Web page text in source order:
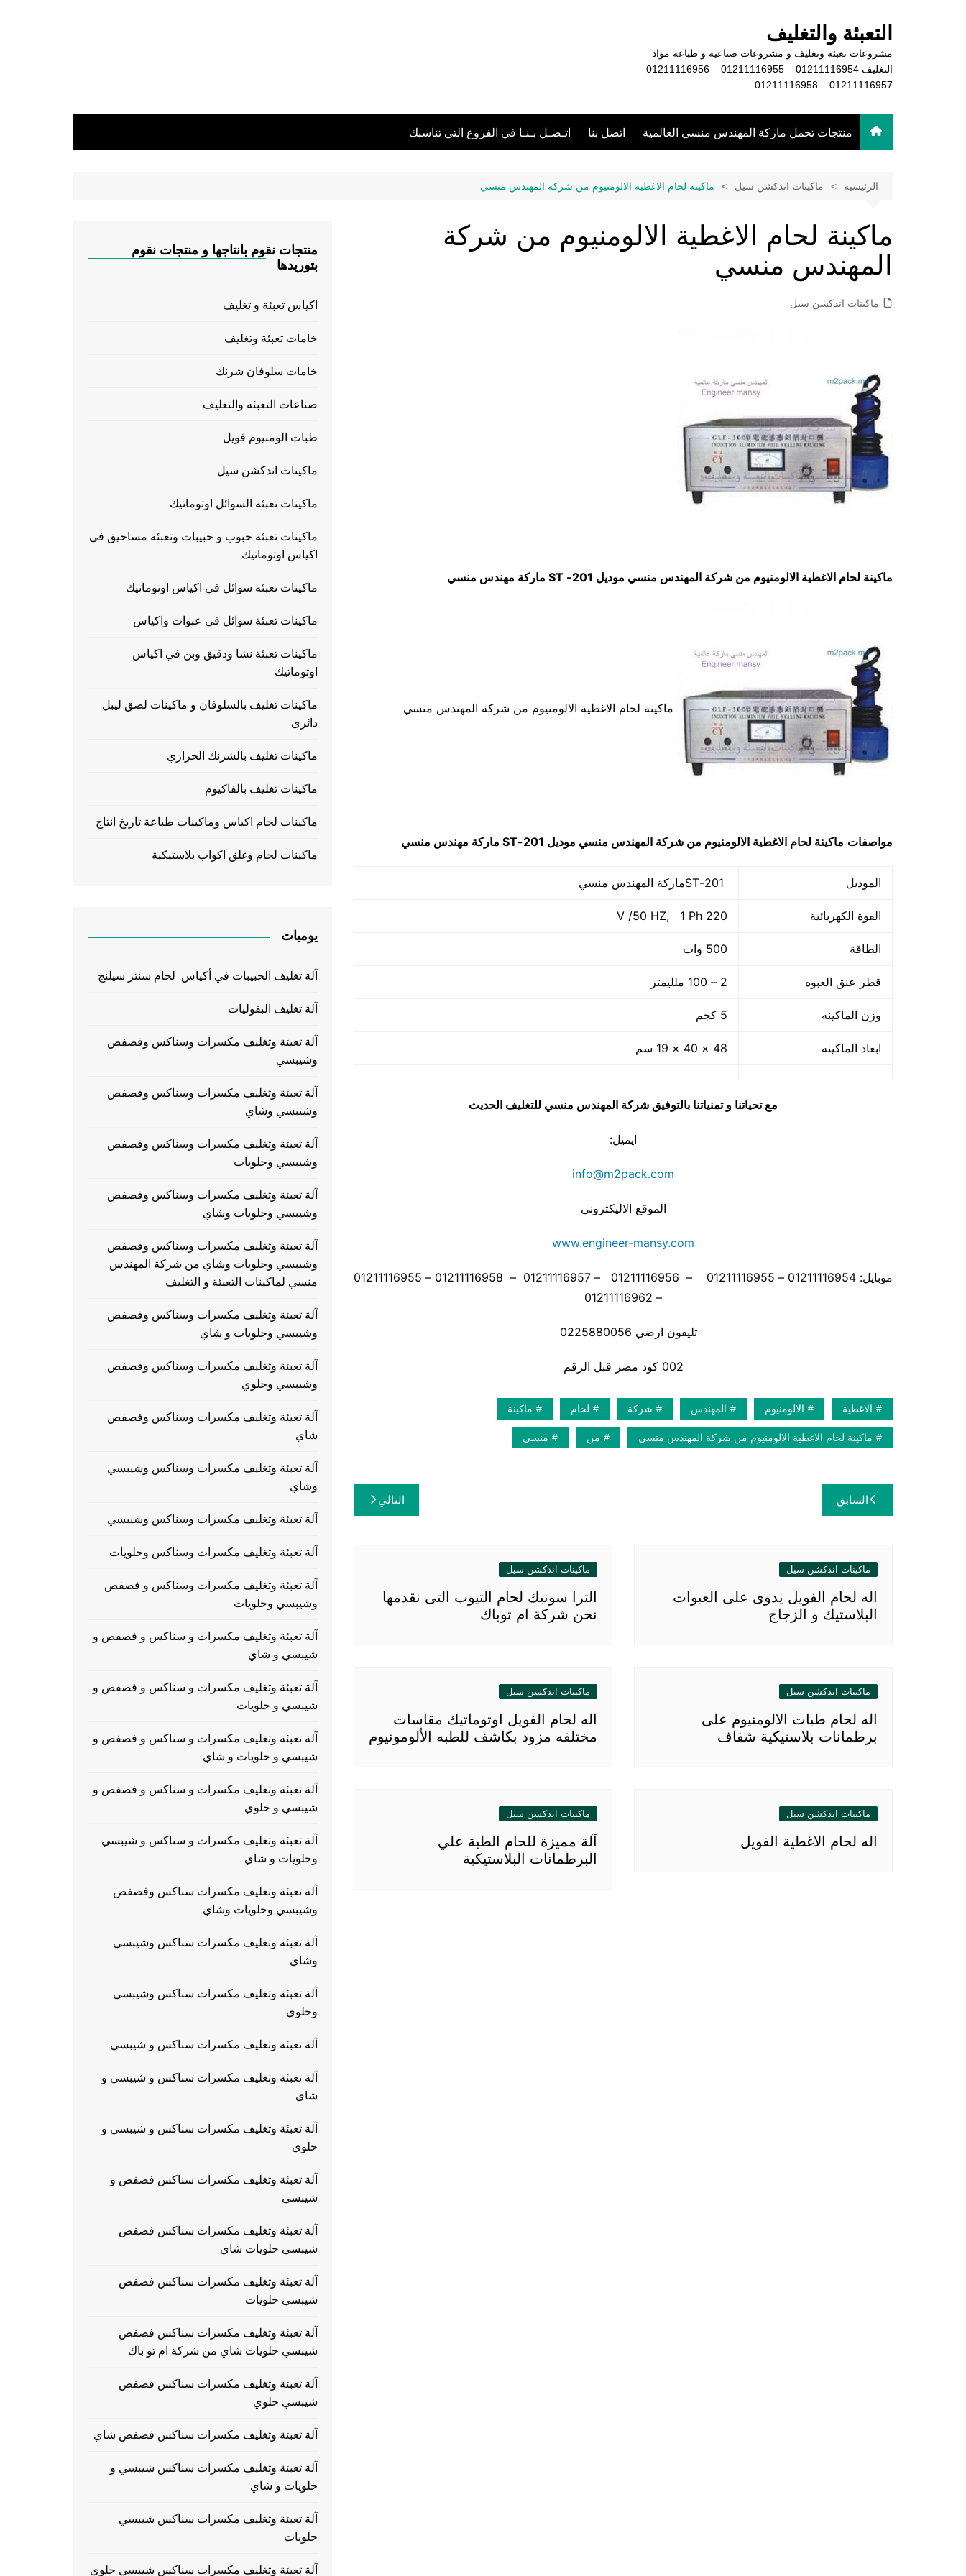
التعبئة والتغليف
مشروعات تعبئة وتغليف و مشروعات صناعية و طباعة مواد
التغليف 01211116954 – 01211116955 – 01211116956 –
01211116957 – 01211116958
منتجات تحمل ماركة المهندس منسي العالمية اتصل بنا اتـصـل بـنـا في الفروع التي تناسبك
الرئيسية ماكينات اندكشن سيل ماكينة لحام الاغطية الالومنيوم من شركة المهندس منسي
ماكينة لحام الاغطية الالومنيوم من شركة
المهندس منسي
ماكينات اندكشن سيل
ماكينة لحام الاغطية الالومنيوم من شركة المهندس منسي موديل 201- ST ماركة مهندس منسي
ماكينة لحام الاغطية الالومنيوم من شركة المهندس منسي
مواصفات ماكينة لحام الاغطية الالومنيوم من شركة المهندس منسي موديل 201-ST ماركة مهندس منسي
الموديل
القوة الكهربائية 220 V /50 HZ, 1 Ph
الطاقة 500 وات
قطر عنق العبوه 2 – 100 ملليمتر
وزن الماكينه 5 كجم
ابعاد الماكينه 48 × 40 × 19 سم
مع تحياتنا و تمنياتنا بالتوفيق شركة المهندس منسي للتغليف الحديث
ايميل:
info@m2pack.com
الموقع الاليكتروني
www.engineer-mansy.com
موبايل: 01211116954 – 01211116955 – 01211116956 – 01211116957 – 01211116958 – 01211116955
– 01211116962
تليفون ارضي 0225880056
002 كود مصر قبل الرقم
الاغطية الالومنيوم المهندس شركة لحام ماكينة
ماكينة لحام الاغطية الالومنيوم من شركة المهندس منسي من منسي
تصفّح
المقالات
السابق التالي
ماكينات اندكشن سيل
اله لحام الفويل يدوى على العبوات
البلاستيك و الزجاج
ماكينات اندكشن سيل
الترا سونيك لحام التيوب التى نقدمها
نحن شركة ام توباك
ماكينات اندكشن سيل
اله لحام طبات الالومنيوم على
برطمانات بلاستيكية شفاف
ماكينات اندكشن سيل
اله لحام الفويل اوتوماتيك مقاسات
مختلفه مزود بكاشف للطبه الألومونيوم
ماكينات اندكشن سيل
اله لحام الاغطية الفويل
ماكينات اندكشن سيل
آلة مميزة للحام الطبة علي
البرطمانات البلاستيكية
منتجات نقوم بانتاجها و منتجات نقوم
بتوريدها
اكياس تعبئة و تغليف
خامات تعبئة وتغليف
خامات سلوفان شرنك
صناعات التعبئة والتغليف
طبات الومنيوم فويل
ماكينات اندكشن سيل
ماكينات تعبئة السوائل اوتوماتيك
ماكينات تعبئة حبوب و حبيبات وتعبئة مساحيق في
اكياس اوتوماتيك
ماكينات تعبئة سوائل في اكياس اوتوماتيك
ماكينات تعبئة سوائل في عبوات واكياس
ماكينات تعبئة نشا ودقيق وبن في اكياس
اوتوماتيك
ماكينات تغليف بالسلوفان و ماكينات لصق ليبل
دائرى
ماكينات تغليف بالشرنك الحراري
ماكينات تغليف بالفاكيوم
ماكينات لحام اكياس وماكينات طباعة تاريخ انتاج
ماكينات لحام وغلق اكواب بلاستيكية
يوميات
آلة تغليف الحبيبات في أكياس لحام سنتر سيلنج
آلة تغليف البقوليات
آلة تعبئة وتغليف مكسرات وسناكس وفصفص
وشيبسي
آلة تعبئة وتغليف مكسرات وسناكس وفصفص
وشيبسي وشاي
آلة تعبئة وتغليف مكسرات وسناكس وفصفص
وشيبسي وحلويات
آلة تعبئة وتغليف مكسرات وسناكس وفصفص
وشيبسي وحلويات وشاي
آلة تعبئة وتغليف مكسرات وسناكس وفصفص
وشيبسي وحلويات وشاي من شركة المهندس
منسي لماكينات التعبئة و التغليف
آلة تعبئة وتغليف مكسرات وسناكس وفصفص
وشيبسي وحلويات و شاي
آلة تعبئة وتغليف مكسرات وسناكس وفصفص
وشيبسي وحلوي
آلة تعبئة وتغليف مكسرات وسناكس وفصفص
شاي
آلة تعبئة وتغليف مكسرات وسناكس وشيبسي
وشاي
آلة تعبئة وتغليف مكسرات وسناكس وشيبسي
آلة تعبئة وتغليف مكسرات وسناكس وحلويات
آلة تعبئة وتغليف مكسرات وسناكس و فصفص
وشيبسي وحلويات
آلة تعبئة وتغليف مكسرات و سناكس و فصفص و
شيبسي و شاي
آلة تعبئة وتغليف مكسرات و سناكس و فصفص و
شيبسي و حلويات
آلة تعبئة وتغليف مكسرات و سناكس و فصفص و
شيبسي و حلويات و شاي
آلة تعبئة وتغليف مكسرات و سناكس و فصفص و
شيبسي و حلوي
آلة تعبئة وتغليف مكسرات و سناكس و شيبسي
وحلويات و شاي
آلة تعبئة وتغليف مكسرات سناكس وفصفص
وشيبسي وحلويات وشاي
آلة تعبئة وتغليف مكسرات سناكس وشيبسي
وشاي
آلة تعبئة وتغليف مكسرات سناكس وشيبسي
وحلوي
آلة تعبئة وتغليف مكسرات سناكس و شيبسي
آلة تعبئة وتغليف مكسرات سناكس و شيبسي و
شاي
آلة تعبئة وتغليف مكسرات سناكس و شيبسي و
حلوي
آلة تعبئة وتغليف مكسرات سناكس فصفص و
شيبسي
آلة تعبئة وتغليف مكسرات سناكس فصفص
شيبسي حلويات شاي
آلة تعبئة وتغليف مكسرات سناكس فصفص
شيبسي حلويات
آلة تعبئة وتغليف مكسرات سناكس فصفص
شيبسي حلويات شاي من شركة ام تو باك
آلة تعبئة وتغليف مكسرات سناكس فصفص
شيبسي حلوي
آلة تعبئة وتغليف مكسرات سناكس فصفص شاي
آلة تعبئة وتغليف مكسرات سناكس شيبسي و
حلويات و شاي
آلة تعبئة وتغليف مكسرات سناكس شيبسي
حلويات
آلة تعبئة وتغليف مكسرات سناكس شيبسي حلوي